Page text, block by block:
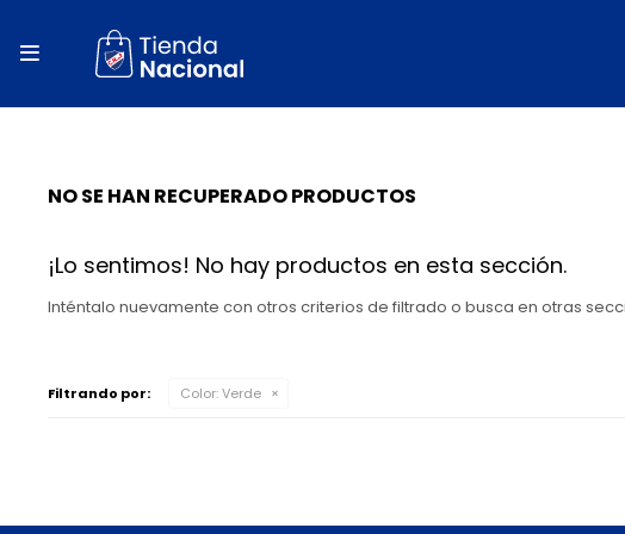

NO SE HAN RECUPERADO PRODUCTOS
¡Lo sentimos! No hay productos en esta sección.
Inténtalo nuevamente con otros criterios de filtrado o busca en otras
Filtrando por: Color:Verde
close
local_shipping
percent